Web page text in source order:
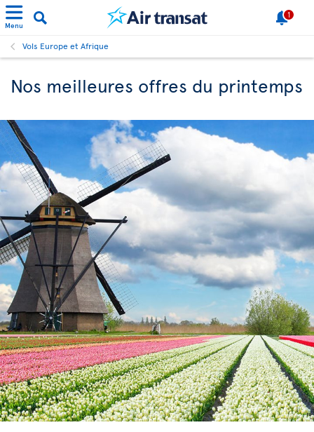
Menu
1
Vols Europe et Afrique
Nos meilleures offres du printemps